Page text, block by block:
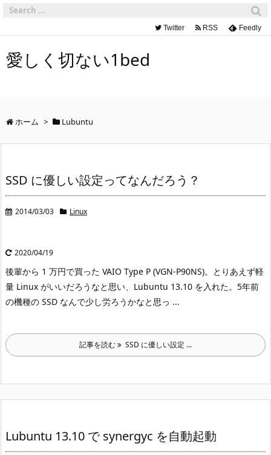
Twitter RSS Feedly
愛しく切ない1bed
ホーム > Lubuntu
SSD に優しい設定ってなんだろう？
2014/03/03 Linux
2020/04/19
後輩から 1 万円で買った VAIO Type P (VGN-P90NS)。 とりあえず軽
量 Linux がいいだろうなと思い、Lubuntu 13.10 を入れた。 5年前
の機種の SSD なんで少し労ろうかなと思っ ...
記事を読む SSD に優しい設定 ...
Lubuntu 13.10 で synergyc を自動起動